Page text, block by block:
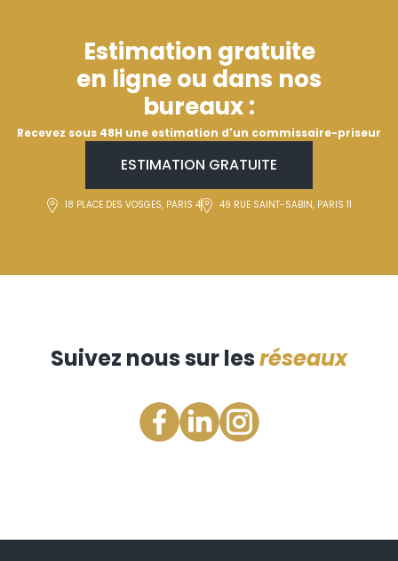
Estimation gratuite
en ligne ou dans nos
bureaux :
Recevez sous 48H une estimation d'un commissaire-priseur
ESTIMATION GRATUITE
18 PLACE DES VOSGES, PARIS 4 49 RUE SAINT-SABIN, PARIS 11
Suivez nous sur lesréseaux